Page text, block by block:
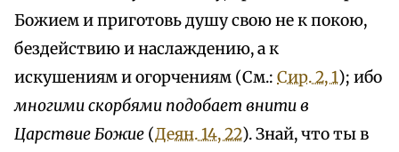
Божием и приготовь душу свою не к покою,
бездействию и наслаждению, а к
искушениям и огорчениям (См.: Сир. 2, 1); ибо
многими скорбями подобает внити в
Царствие Божие (Деян. 14, 22). Знай, что ты в